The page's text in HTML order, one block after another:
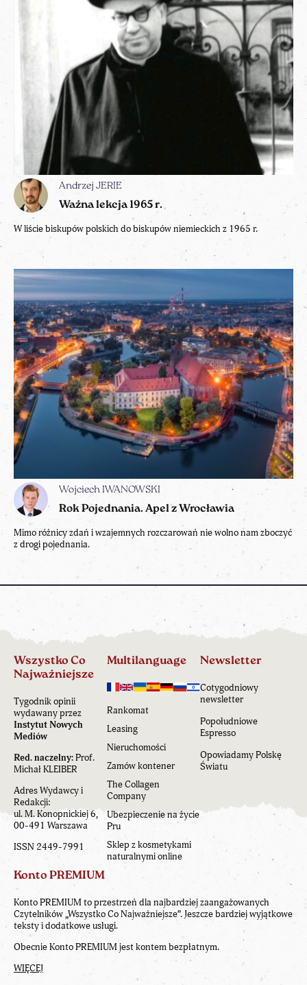
Andrzej JERIE
Ważna lekcja 1965 r.
W liście biskupów polskich do biskupów niemieckich z 1965 r.
Wojciech IWANOWSKI
Rok Pojednania. Apel z Wrocławia
Mimo różnicy zdań i wzajemnych rozczarowań nie wolno nam zboczyć
z drogi pojednania.
Wszystko Co
Najważniejsze
Tygodnik opinii
wydawany przez
Instytut Nowych
Mediów
Red. naczelny:Prof.
Michał KLEIBER
Adres Wydawcy i
Redakcji:
ul. M. Konopnickiej 6,
00-491 Warszawa
ISSN 2449-7991
Multilanguage
Rankomat
Leasing
Nieruchomości
Zamów kontener
The Collagen
Company
Ubezpieczenie na życie
Pru
Sklep z kosmetykami
naturalnymi online
Newsletter
Cotygodniowy
newsletter
Popołudniowe
Espresso
Opowiadamy Polskę
Światu
Konto PREMIUM
Konto PREMIUM to przestrzeń dla najbardziej zaangażowanych
Czytelników „Wszystko Co Najważniejsze”. Jeszcze bardziej wyjątkowe
teksty i dodatkowe usługi.
Obecnie Konto PREMIUM jest kontem bezpłatnym.
WIĘCEJ